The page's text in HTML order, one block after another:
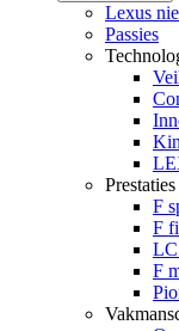
Lexus
Passies
Prestaties
F
F
LC
F